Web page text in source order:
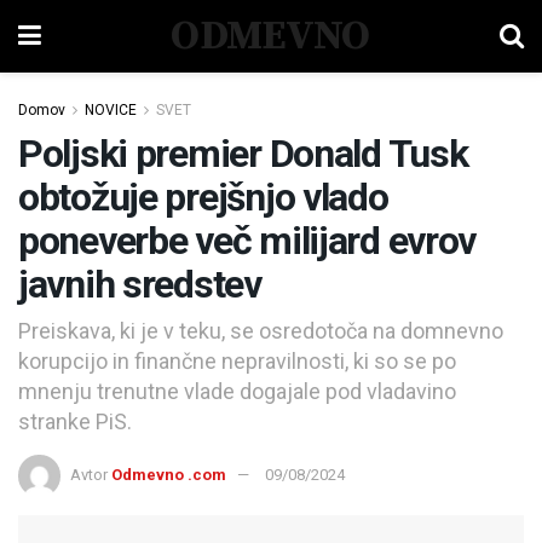
ODMEVNO
Domov NOVICE SVET
Poljski premier Donald Tusk
obtožuje prejšnjo vlado
poneverbe več milijard evrov
javnih sredstev
Preiskava, ki je v teku, se osredotoča na domnevno
korupcijo in finančne nepravilnosti, ki so se po
mnenju trenutne vlade dogajale pod vladavino
stranke PiS.
Avtor Odmevno .com 09/08/2024